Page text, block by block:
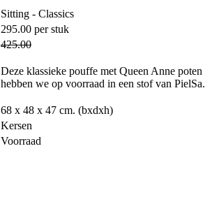
Sitting - Classics
295.00 per stuk
425.00
Deze klassieke pouffe met Queen Anne poten
hebben we op voorraad in een stof van PielSa.
68 x 48 x 47 cm. (bxdxh)
Kersen
Voorraad